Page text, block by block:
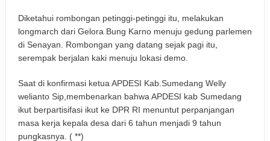
Diketahui rombongan petinggi-petinggi itu, melakukan
longmarch dari Gelora Bung Karno menuju gedung parlemen
di Senayan. Rombongan yang datang sejak pagi itu,
serempak berjalan kaki menuju lokasi demo.
Saat di konfirmasi ketua APDESI Kab.Sumedang Welly
welianto Sip,membenarkan bahwa APDESI kab Sumedang
ikut berpartisifasi ikut ke DPR RI menuntut perpanjangan
masa kerja kepala desa dari 6 tahun menjadi 9 tahun
pungkasnya. ( **)